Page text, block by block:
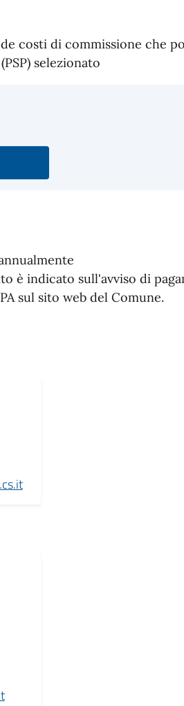
costi di commissione che
selezionato
è indicato sull'avviso di
sul sito web del Comune.